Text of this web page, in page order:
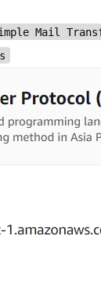
Mail